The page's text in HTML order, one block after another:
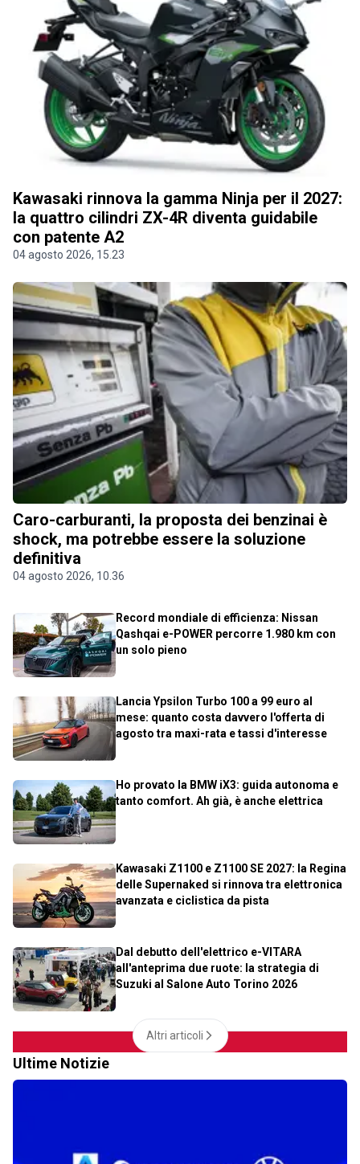
Kawasaki rinnova la gamma Ninja per il 2027:
la quattro cilindri ZX-4R diventa guidabile
con patente A2
04 agosto 2026, 15.23
Caro-carburanti, la proposta dei benzinai è
shock, ma potrebbe essere la soluzione
definitiva
04 agosto 2026, 10.36
Record mondiale di efficienza: Nissan
Qashqai e-POWER percorre 1.980 km con
un solo pieno
Lancia Ypsilon Turbo 100 a 99 euro al
mese: quanto costa davvero l'offerta di
agosto tra maxi-rata e tassi d'interesse
Ho provato la BMW iX3: guida autonoma e
tanto comfort. Ah già, è anche elettrica
Kawasaki Z1100 e Z1100 SE 2027: la Regina
delle Supernaked si rinnova tra elettronica
avanzata e ciclistica da pista
Dal debutto dell'elettrico e-VITARA
all'anteprima due ruote: la strategia di
Suzuki al Salone Auto Torino 2026
Altri articoli
Ultime Notizie